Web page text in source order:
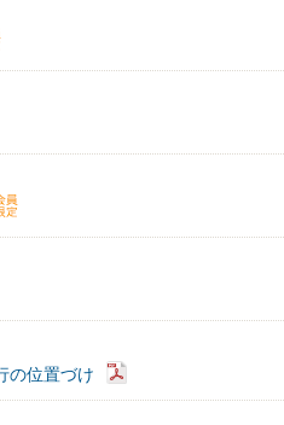
の位置づけ